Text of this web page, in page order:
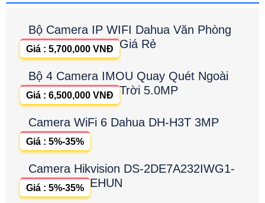
Bộ Camera IP WIFI Dahua Văn Phòng
Giá Rẻ
Giá : 5,700,000 VNĐ
Bộ 4 Camera IMOU Quay Quét Ngoài
Trời 5.0MP
Giá : 6,500,000 VNĐ
Camera WiFi 6 Dahua DH-H3T 3MP
Giá : 5%-35%
Camera Hikvision DS-2DE7A232IWG1-
EHUN
Giá : 5%-35%